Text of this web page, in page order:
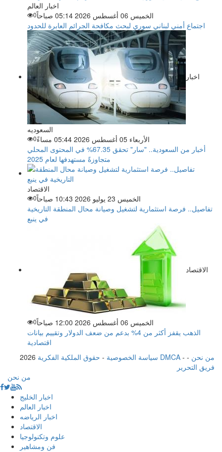
اخبار العالم
الخميس 06 أغسطس 2026 05:14 صباحاً
0
اجتماع أمني لبناني سوري لبحث مكافحة الجرائم العابرة للحدود
اخبار
السعوديه
الأربعاء 05 أغسطس 2026 05:44 مساءً
0
أخبار من السعودية.. "سار" تحقق 67.35% في المحتوى المحلي
متجاوزةً مستهدفها لعام 2025
الاقتصاد
الخميس 23 يوليو 2026 10:43 صباحاً
0
تفاصيل.. فرصة استثمارية لتشغيل وصيانة محال المنطقة التاريخية
في ينبع
الاقتصاد
الخميس 06 أغسطس 2026 12:00 صباحاً 0
الذهب يقفز أكثر من 4% بدعم من ضعف الدولار وتقييم بيانات
اقتصادية
2026
سياسة الخصوصية - حقوق الملكية الفكرية DMCA - من نحن -
فريق التحرير
من نحن
اخبار الخليج
اخبار العالم
اخبار الرياضه
الاقتصاد
علوم وتكنولوجيا
فن ومشاهير